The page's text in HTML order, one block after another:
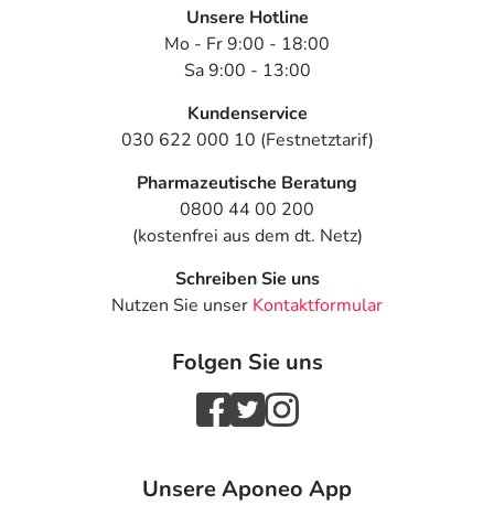
Unsere Hotline
Mo - Fr 9:00 - 18:00
Sa 9:00 - 13:00
Kundenservice
030 622 000 10 (Festnetztarif)
Pharmazeutische Beratung
0800 44 00 200
(kostenfrei aus dem dt. Netz)
Schreiben Sie uns
Nutzen Sie unser Kontaktformular
Folgen Sie uns
Unsere Aponeo App